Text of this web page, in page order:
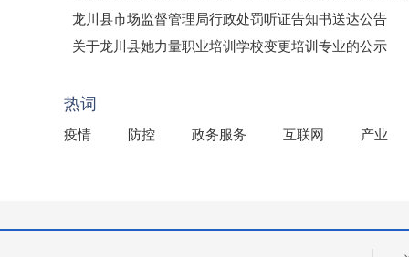
龙川县市场监督管理局行政处罚听证告知书送达公告
（龙市监罚送告〔2026〕71号）
关于龙川县她力量职业培训学校变更培训专业的公示
热词
疫情 防控 政务服务 互联网 产业